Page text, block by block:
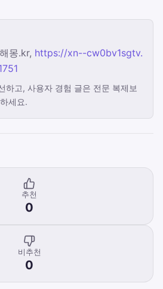
몽.kr, https://xn--cw0bv1sgtv.
하고, 사용자 경험 글은 전문 복제보
세요.
추천
0
비추천
0